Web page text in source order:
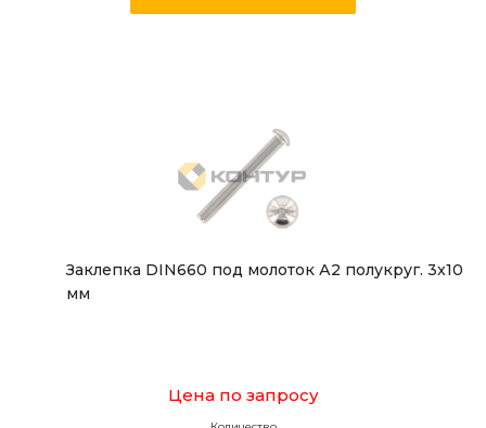
Заклепка DIN660 под молоток А2 полукруг. 3x10
мм
Цена по запросу